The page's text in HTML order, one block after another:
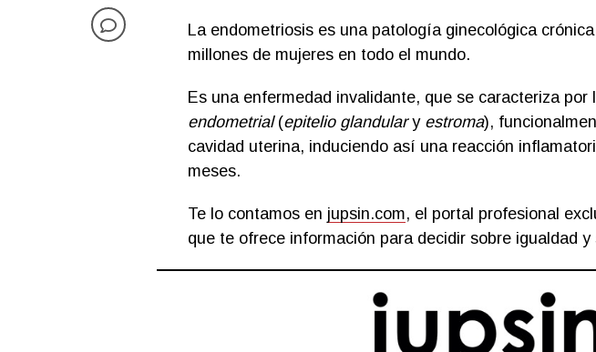
La endometriosis es una patología ginecológica
millones de mujeres en todo el mundo.
Es una enfermedad invalidante, que se caracteriza por
endometrial(epitelio glandulary estroma),
cavidad uterina, induciendo así una reacción
meses.
Te lo contamos en jupsin.com, el portal profesional
que te ofrece información para decidir sobre igualdad y